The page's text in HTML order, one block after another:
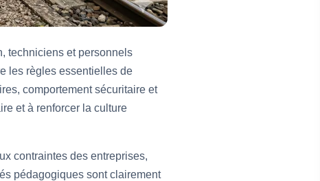
techniciens et personnels
les règles essentielles de
comportement sécuritaire et
et à renforcer la culture
contraintes des entreprises,
pédagogiques sont clairement